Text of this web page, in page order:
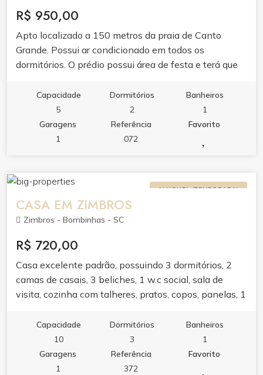
R$ 950,00
Apto localizado a 150 metros da praia de Canto
Grande. Possui ar condicionado em todos os
dormitórios. O prédio possui área de festa e terá que
Capacidade
5
Dormitórios
2
Banheiros
1
Garagens
1
Referência
072
Favorito
ALUGUEL (TEMPORADA)
CASA EM ZIMBROS
Zimbros - Bombinhas - SC
R$ 720,00
Casa excelente padrão, possuindo 3 dormitórios, 2
camas de casais, 3 beliches, 1 w.c social, sala de
visita, cozinha com talheres, pratos, copos, panelas, 1
de Zimbros com capacidade máxima para 08
pessoas. Taxa de Limpeza R$ 150,00.
Capacidade
10
Dormitórios
3
Banheiros
1
Garagens
1
Referência
372
Favorito